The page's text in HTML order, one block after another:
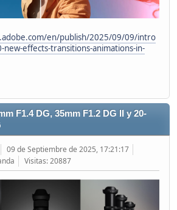
en/publish/2025/09/09/intro
new-effects-transitions-animations-in-
F1.4 DG, 35mm F1.2 DG II y 20-
09 de Septiembre de 2025, 17:21:17
Visitas: 20887